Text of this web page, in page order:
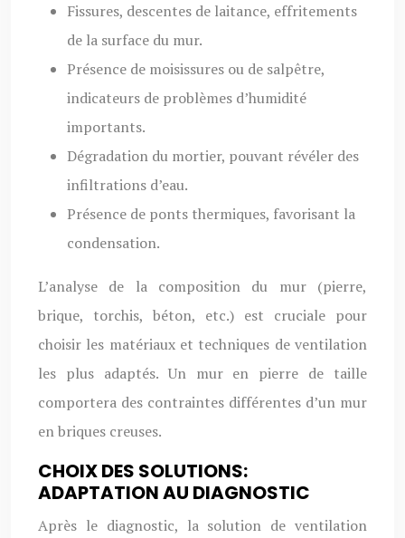
Fissures, descentes de laitance, effritements
de la surface du mur.
Présence de moisissures ou de salpêtre,
indicateurs de problèmes d’humidité
importants.
Dégradation du mortier, pouvant révéler des
infiltrations d’eau.
Présence de ponts thermiques, favorisant la
condensation.
L’analyse de la composition du mur (pierre,
brique, torchis, béton, etc.) est cruciale pour
choisir les matériaux et techniques de ventilation
les plus adaptés. Un mur en pierre de taille
comportera des contraintes différentes d’un mur
en briques creuses.
CHOIX DES SOLUTIONS:
ADAPTATION AU DIAGNOSTIC
Après le diagnostic, la solution de ventilation